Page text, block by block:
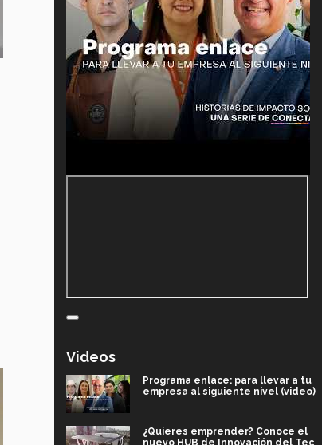
Videos
Programa enlace: para llevar a tu
empresa al siguiente nivel (video)
¿Quieres emprender? Conoce el
nuevo HUB de Innovación del Tec